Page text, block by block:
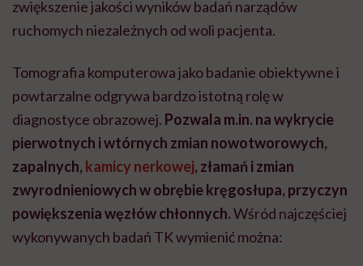
zwiększenie jakości wyników badań narządów
ruchomych niezależnych od woli pacjenta.
Tomografia komputerowa jako badanie obiektywne i
powtarzalne odgrywa bardzo istotną rolę w
diagnostyce obrazowej. Pozwala m.in. na wykrycie
pierwotnych i wtórnych zmian nowotworowych,
zapalnych, kamicy nerkowej, złamań i zmian
zwyrodnieniowych w obrębie kręgosłupa, przyczyn
powiększenia węzłów chłonnych.Wśród najczęściej
wykonywanych badań TK wymienić można: